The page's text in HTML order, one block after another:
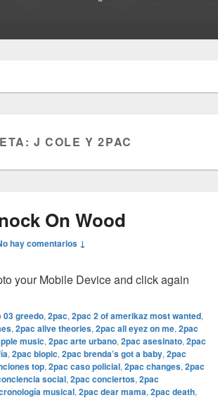
J COLE Y 2PAC
On Wood
hay comentarios ↓
your Mobile Device and click again
03 greedo, 2pac, 2pac 2 of amerikaz most wanted,
, 2pac alive theories, 2pac all eyez on me, 2pac
music, 2pac arte urbano, 2pac asesinato, 2pac
, 2pac biopic, 2pac brenda’s got a baby, 2pac
top, 2pac caso policial, 2pac changes, 2pac
social, 2pac conciertos, 2pac
musical, 2pac dear mama, 2pac death,